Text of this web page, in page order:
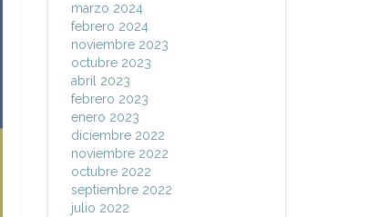
marzo 2024
febrero 2024
noviembre 2023
octubre 2023
abril 2023
febrero 2023
enero 2023
diciembre 2022
noviembre 2022
octubre 2022
septiembre 2022
julio 2022